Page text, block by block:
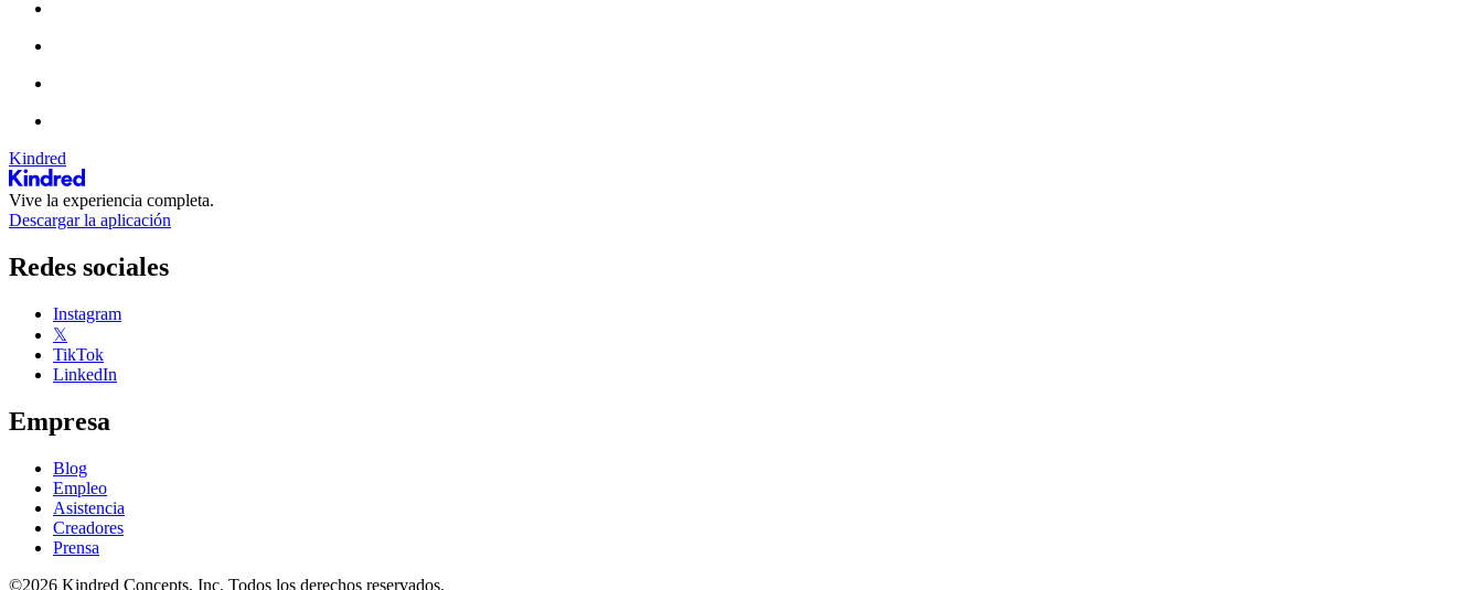
Kindred
Vive la experiencia completa.
Descargar la aplicación
Redes sociales
Instagram
𝕏
TikTok
LinkedIn
Empresa
Blog
Empleo
Asistencia
Creadores
Prensa
©2026 Kindred Concepts, Inc. Todos los derechos reservados.